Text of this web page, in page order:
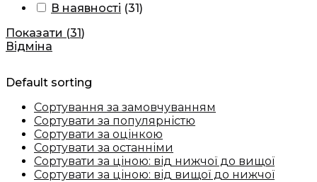
В наявності (31)
Показати (31)
Відміна
Default sorting
Сортування за замовчуванням
Сортувати за популярністю
Сортувати за оцінкою
Сортувати за останніми
Сортувати за ціною: від нижчої до вищої
Сортувати за ціною: від вищої до нижчої